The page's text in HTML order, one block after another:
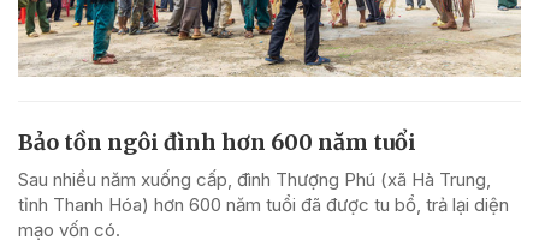
Bảo tồn ngôi đình hơn 600 năm tuổi
Sau nhiều năm xuống cấp, đình Thượng Phú (xã Hà Trung,
tỉnh Thanh Hóa) hơn 600 năm tuổi đã được tu bổ, trả lại diện
mạo vốn có.